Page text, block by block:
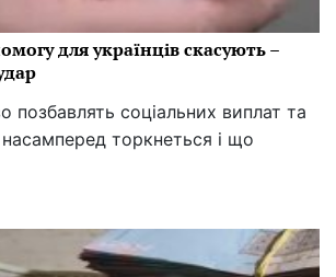
для українців скасують –
позбавлять соціальних виплат та
торкнеться і що